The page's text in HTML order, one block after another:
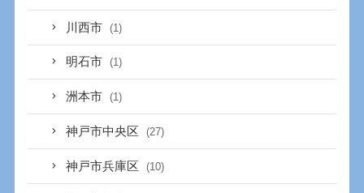
川西市 (1)
明石市 (1)
洲本市 (1)
神戸市中央区 (27)
神戸市兵庫区 (10)